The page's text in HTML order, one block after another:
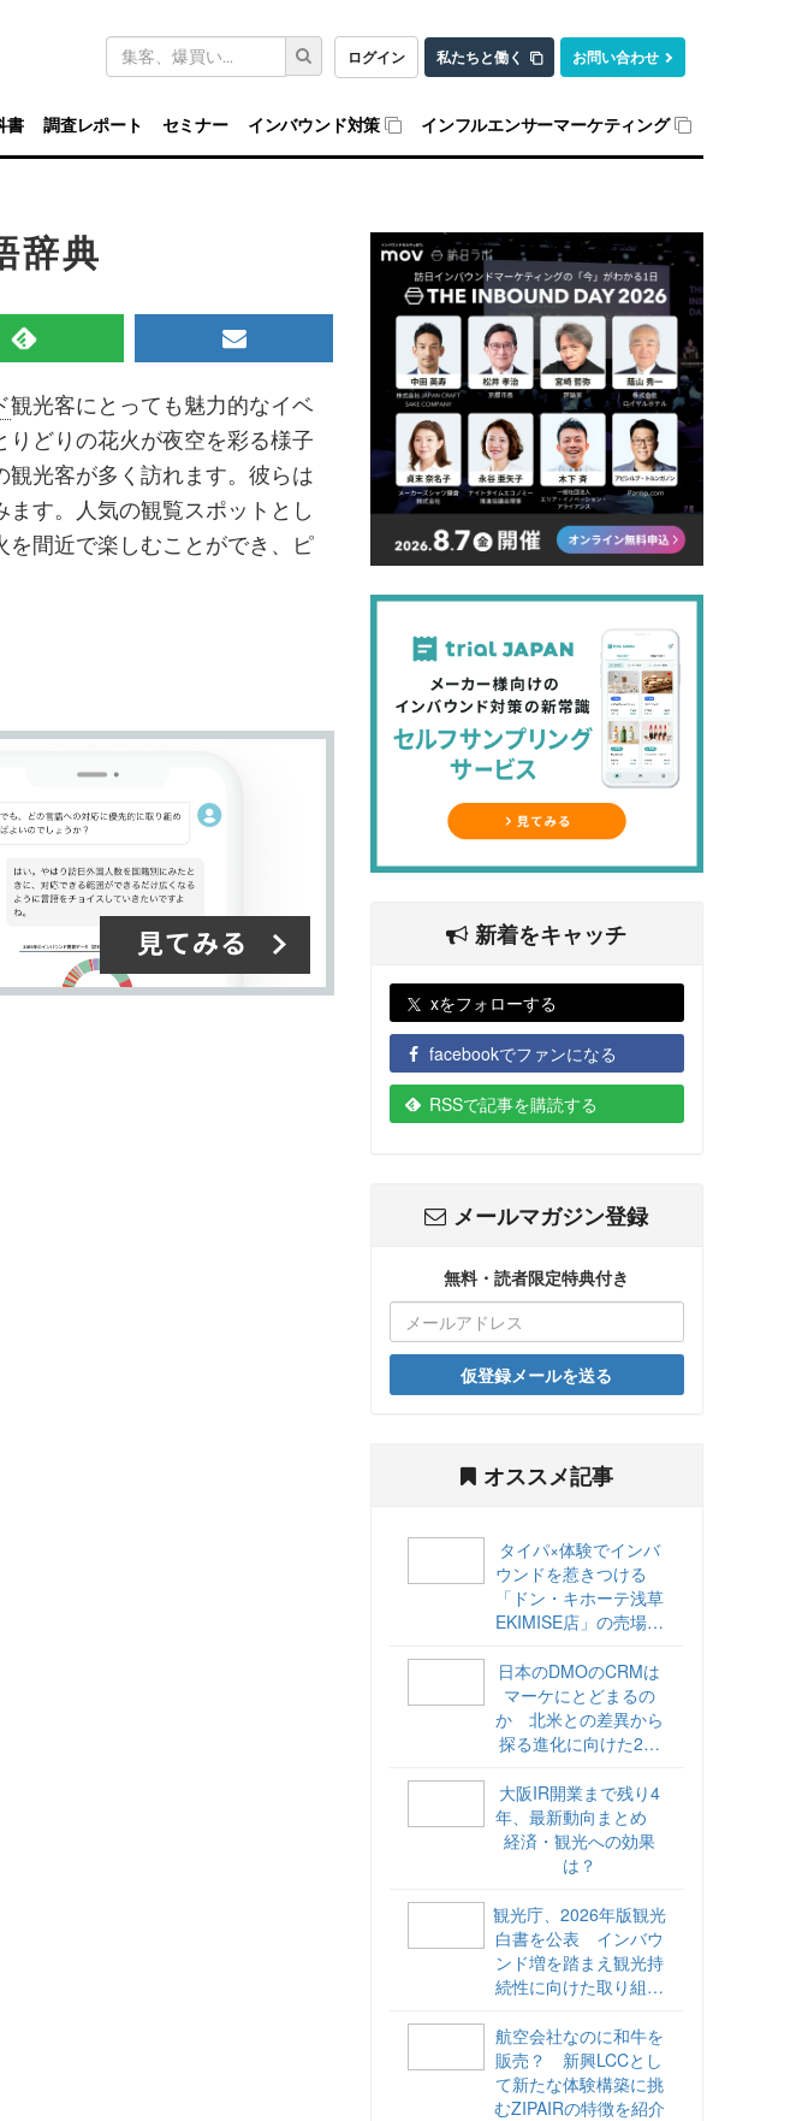
ログイン 私たちと働く お問い合わせ
キ
ワ
ド
検
索
書 調査レポート セミナー インバウンド対策 インフルエンサーマーケティング
辞典
RSS
で
記
事
を
購
メ
ル
マ
ガ
登
録
観光客にとっても魅力的なイベ
どりの花火が夜空を彩る様子
観光客が多く訪れます。彼らは
す。人気の観覧スポットとし
間近で楽しむことができ、ピ
新着をキャッチ
xをフォローする
facebookでファンになる
RSSで記事を購読する
メールマガジン登録
無料・読者限定特典付き
仮登録メールを送る
オススメ記事
タイパ×体験でインバ
ウンドを惹きつける
「ドン・キホーテ浅草
EKIMISE店」の売場づ
日本のDMOのCRMは
マーケにとどまるの
か 北米との差異から
探る進化に向けた2ス
海外DMOのリアル
vol.6】
大阪IR開業まで残り4
年、最新動向まとめ
経済・観光への効果
は？
観光庁、2026年版観光
白書を公表 インバウ
ンド増を踏まえ観光持
続性に向けた取り組み
航空会社なのに和牛を
販売？ 新興LCCとし
て新たな体験構築に挑
むZIPAIRの特徴を紹介